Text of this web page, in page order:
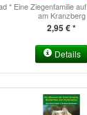
* Eine Ziegenfamilie
am Kranzberg
2,95 € *
Details